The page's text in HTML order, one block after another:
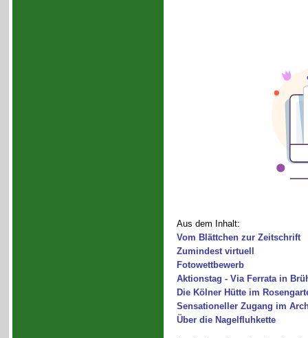
Aus dem Inhalt:
Vom Blättchen zur Zeitschrift
Zumindest virtuell
Fotowettbewerb
Aktionstag - Via Ferrata in
Die Kölner Hütte im
Sensationeller Zugang im
Über die Nagelfluhkette